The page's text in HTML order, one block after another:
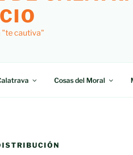
"te cautiva"
Cosas del Moral